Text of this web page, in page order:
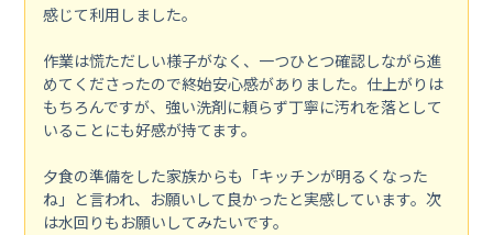
感じて利用しました。
作業は慌ただしい様子がなく、一つひとつ確認しながら進
めてくださったので終始安心感がありました。仕上がりは
もちろんですが、強い洗剤に頼らず丁寧に汚れを落として
いることにも好感が持てます。
夕食の準備をした家族からも「キッチンが明るくなった
ね」と言われ、お願いして良かったと実感しています。次
は水回りもお願いしてみたいです。